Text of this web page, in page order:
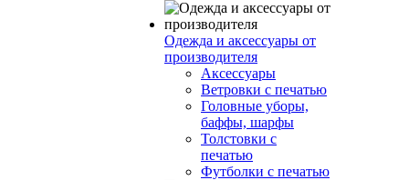
Одежда и аксессуары от
производителя
Аксессуары
Ветровки с печатью
Головные уборы,
баффы, шарфы
Толстовки с
печатью
Футболки с печатью